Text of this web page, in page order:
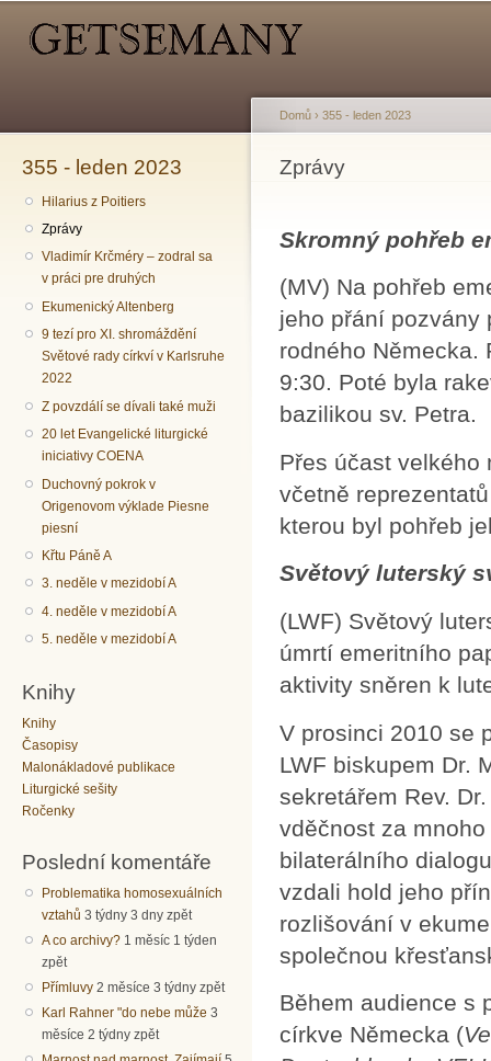
355 - leden 2023
Hilarius z Poitiers
Zprávy
Vladimír Krčméry – zodral sa
v práci pre druhých
Ekumenický Altenberg
9 tezí pro XI. shromáždění
Světové rady církví v Karlsruhe
2022
Z povzdálí se dívali také muži
20 let Evangelické liturgické
iniciativy COENA
Duchovný pokrok v
Origenovom výklade Piesne
piesní
Křtu Páně A
3. neděle v mezidobí A
4. neděle v mezidobí A
5. neděle v mezidobí A
Knihy
Knihy
Časopisy
Malonákladové publikace
Liturgické sešity
Ročenky
Poslední komentáře
Problematika homosexuálních
vztahů 3 týdny 3 dny zpět
A co archivy? 1 měsíc 1 týden
zpět
Přímluvy 2 měsíce 3 týdny zpět
Karl Rahner "do nebe může 3
měsíce 2 týdny zpět
Jste zde
Domů › 355 - leden 2023
Zprávy
Skromný pohřeb
(MV) Na pohřeb
jeho přání pozvány
rodného Německa.
9:30. Poté byla
bazilikou sv. Petra.
Přes účast
včetně
kterou byl pohřeb
Světový luterský
(LWF) Světový
úmrtí emeritního
aktivity sněren k
V prosinci 2010 se
LWF biskupem Dr.
sekretářem Rev.
vděčnost za
bilaterálního
vzdali hold jeho
rozlišování v
společnou
Během audience s
církve Německa (